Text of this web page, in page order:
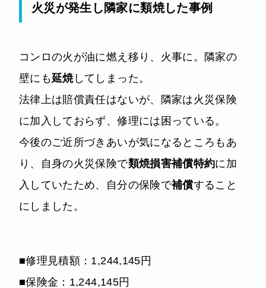
火災が発生し隣家に類焼した事例
コンロの火が油に燃え移り、火事に。隣家の
壁にも延焼してしまった。
法律上は賠償責任はないが、隣家は火災保険
に加入しておらず、修理には困っている。
今後のご近所づきあいが気になるところもあ
り、自身の火災保険で類焼損害補償特約に加
入していたため、自分の保険で補償すること
にしました。
■修理見積額：1,244,145円
■保険金：1,244,145円